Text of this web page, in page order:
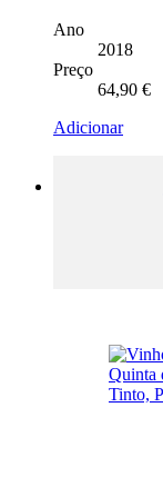
Ano
2018
Preço
64,90 €
Adicionar